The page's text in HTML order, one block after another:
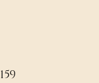
159